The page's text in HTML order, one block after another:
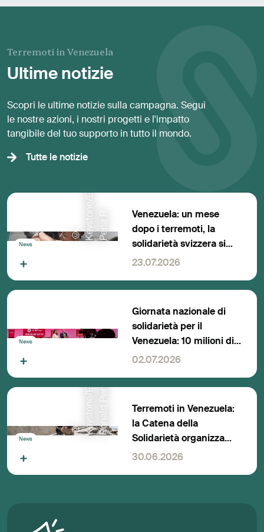
Terremoti in Venezuela
Ultime notizie
Scopri le ultime notizie sulla campagna. Segui
le nostre azioni, i nostri progetti e l'impatto
tangibile del tuo supporto in tutto il mondo.
Tutte le notizie
©
K
e
y
s
t
o
n
e
/
E
P
A
/
R
o
n
a
ld
P
e
n
a R
News
Venezuela: un mese
dopo i terremoti, la
solidarietà svizzera si
trasforma in aiuto
23.07.2026
News
Giornata nazionale di
solidarietà per il
Venezuela: 10 milioni di
franchi per l’aiuto
02.07.2026
©
K
e
y
s
t
o
n
e
/
E
P
A/
R
o
n
a
l
d
P
e
n
a R
News
Terremoti in Venezuela:
la Catena della
Solidarietà organizza
una giornata nazionale
30.06.2026